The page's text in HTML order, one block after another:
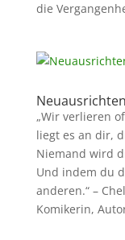
die
Neuausrichten
„Wir verlieren
liegt es an dir,
Niemand wird
Und indem du
anderen.“ –
Komikerin,